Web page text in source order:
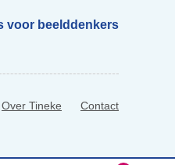
voor beelddenkers
Over Tineke Contact